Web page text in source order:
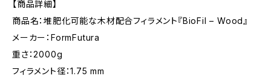
【商品詳細】
商品名：堆肥化可能な木材配合フィラメント『BioFil – Wood』
メーカー：FormFutura
重さ：2000g
フィラメント径：1.75 mm